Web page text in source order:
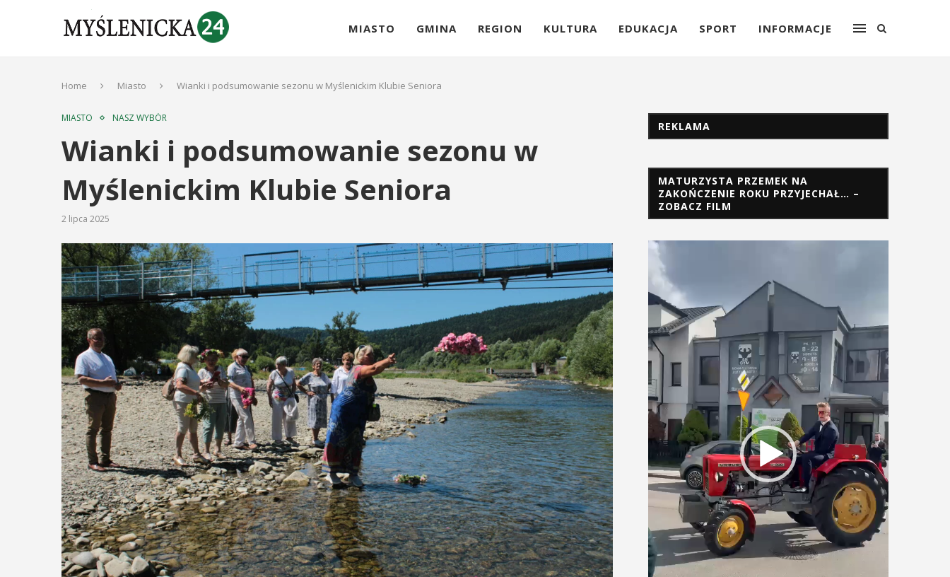
MIASTO GMINA REGION KULTURA EDUKACJA SPORT INFORMACJE
Home Miasto Wianki i podsumowanie sezonu w Myślenickim Klubie Seniora
MIASTO NASZ WYBÓR
Wianki i podsumowanie sezonu w
Myślenickim Klubie Seniora
2 lipca 2025
REKLAMA
MATURZYSTA PRZEMEK NA
ZAKOŃCZENIE ROKU PRZYJECHAŁ… –
ZOBACZ FILM
Odtwarzacz
video